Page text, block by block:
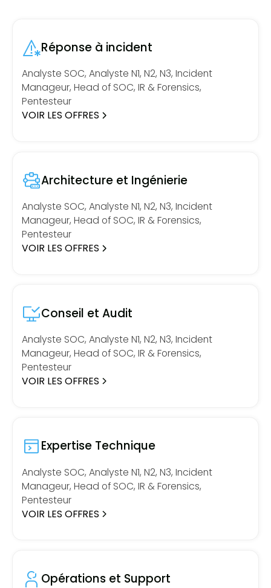
Réponse à incident
Analyste SOC, Analyste N1, N2, N3, Incident
Manageur, Head of SOC, IR & Forensics,
Pentesteur
VOIR LES OFFRES
Architecture et Ingénierie
Analyste SOC, Analyste N1, N2, N3, Incident
Manageur, Head of SOC, IR & Forensics,
Pentesteur
VOIR LES OFFRES
Conseil et Audit
Analyste SOC, Analyste N1, N2, N3, Incident
Manageur, Head of SOC, IR & Forensics,
Pentesteur
VOIR LES OFFRES
Expertise Technique
Analyste SOC, Analyste N1, N2, N3, Incident
Manageur, Head of SOC, IR & Forensics,
Pentesteur
VOIR LES OFFRES
Opérations et Support